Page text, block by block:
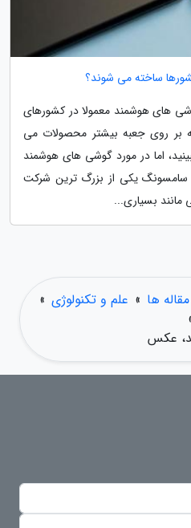
ساخته می شوند؟
های هوشمند معمولا در کشورهای
بر روی جعبه بیشتر محصولات می
اما در مورد گوشی های هوشمند
یکی از بزرگ ترین شرکت
بسیاری...
ها » علم و تکنولوژی »
عکس